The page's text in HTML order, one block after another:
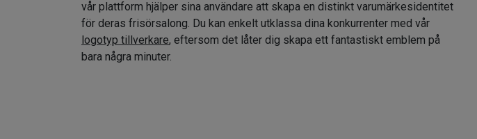
vår plattform hjälper sina användare att skapa en distinkt varumärkesidentitet
för deras frisörsalong. Du kan enkelt utklassa dina konkurrenter med vår
logotyp tillverkare, eftersom det låter dig skapa ett fantastiskt emblem på
bara några minuter.